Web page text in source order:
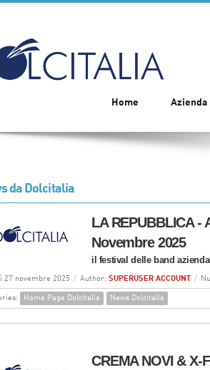
Home Azienda
da Dolcitalia
LA REPUBBLICA
Novembre 2025
il festival delle band
27 novembre 2025 / Author: SUPERUSER ACCOUNT /
Home Page Dolcitalia News Dolcitalia
CREMA NOVI & X-